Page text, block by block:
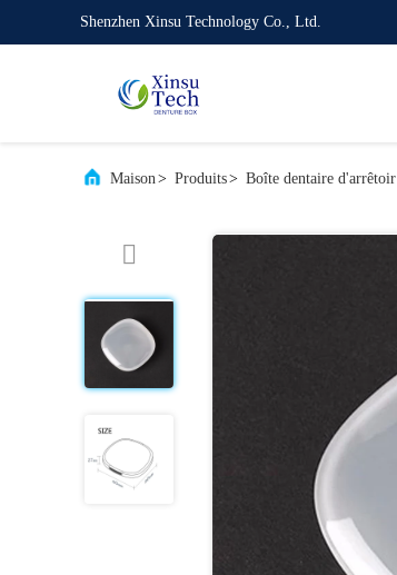
Shenzhen Xinsu Technology Co., Ltd.
Maison> Produits> Boîte dentaire d'arrêtoir